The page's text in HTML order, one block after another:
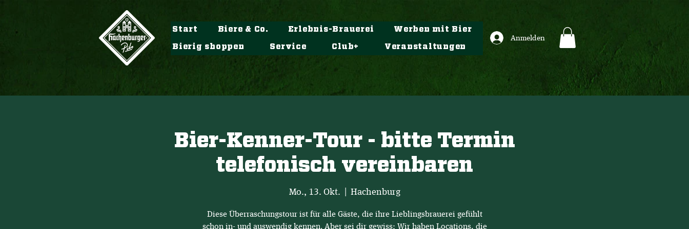
Start Biere & Co. Erlebnis-Brauerei Werben mit Bier
Bierig shoppen Service Club+ Veranstaltungen
Anmelden
Bier-Kenner-Tour - bitte Termin
telefonisch vereinbaren
Mo., 13. Okt. Hachenburg
Diese Überraschungstour ist für alle Gäste, die ihre Lieblingsbrauerei gefühlt
schon in- und auswendig kennen. Aber sei dir gewiss: Wir haben Locations, die